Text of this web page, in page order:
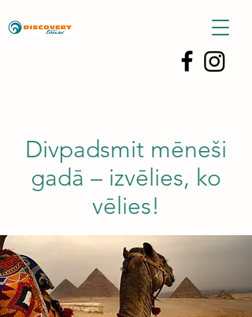
Divpadsmit mēneši
gadā – izvēlies, ko
vēlies!